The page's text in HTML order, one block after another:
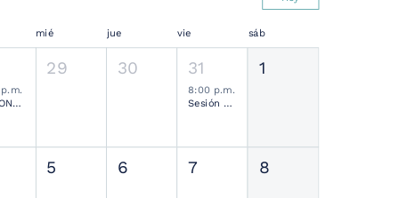
mié jue vie sáb
SESIONES MENSUALES NEUROCIRUGÍA PEDIÁTRICA MEXICANA
29 30 31
8:00 p.m.
Sesión Ordinaria SMCN
1
5 6 7 8